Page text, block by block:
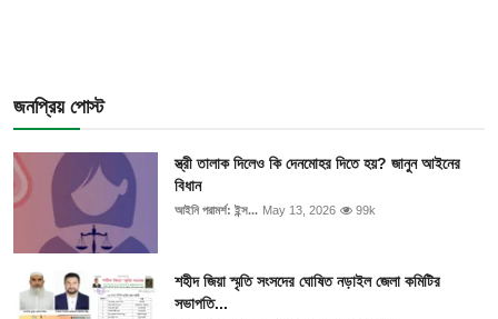
জনপ্রিয় পোস্ট
স্ত্রী তালাক দিলেও কি দেনমোহর দিতে হয়? জানুন আইনের
বিধান
আইনি পরামর্শ: ইন্স... May 13, 2026 99k
শহীদ জিয়া স্মৃতি সংসদের ঘোষিত নড়াইল জেলা কমিটির
সভাপতি...